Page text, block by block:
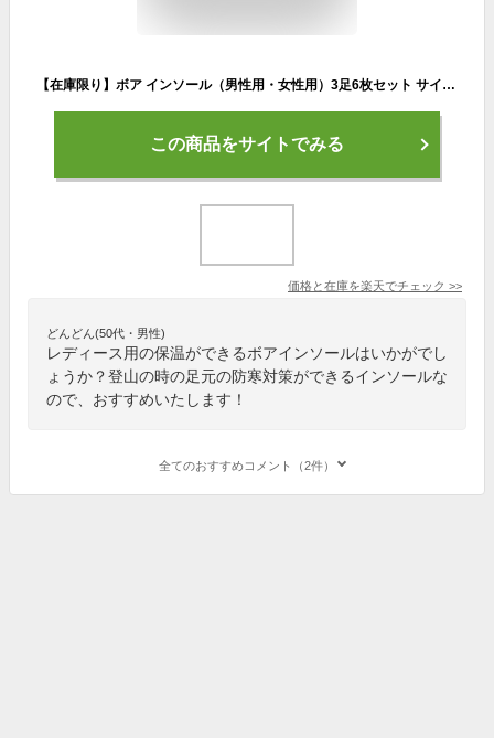
【在庫限り】ボア インソール（男性用・女性用）3足6枚セット サイズ調整 中敷き 中敷 靴 暖かい あったか 防寒 保温 アルミ 冬 もこもこ ぽかぽか ふかふか メンズ レディース 男 女
この商品をサイトでみる
価格と在庫を楽天でチェック >>
どんどん(50代・男性)
レディース用の保温ができるボアインソールはいかがでし
ょうか？登山の時の足元の防寒対策ができるインソールな
ので、おすすめいたします！
全てのおすすめコメント（2件）